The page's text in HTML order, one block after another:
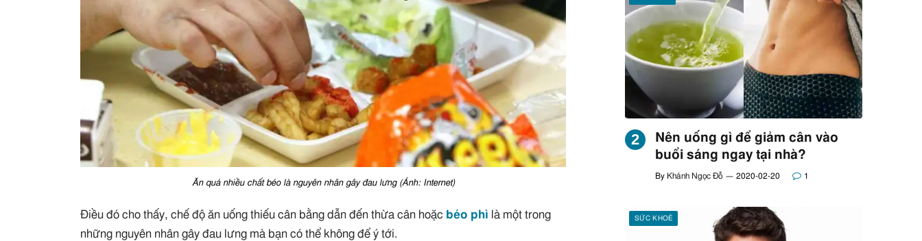
Ăn quá nhiều chất béo là nguyên nhân gây đau lưng (Ảnh: Internet)
Điều đó cho thấy, chế độ ăn uống thiếu cân bằng dẫn đến thừa cân hoặc béo phì là một trong
những nguyên nhân gây đau lưng mà bạn có thể không để ý tới.
Nên uống gì để giảm cân vào
buổi sáng ngay tại nhà?
By Khánh Ngọc Đỗ 2020-02-20 1
SỨC KHOẺ